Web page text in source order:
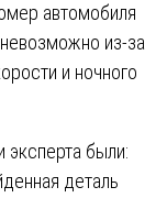
автомобиля
из-за
и ночного
были:
деталь